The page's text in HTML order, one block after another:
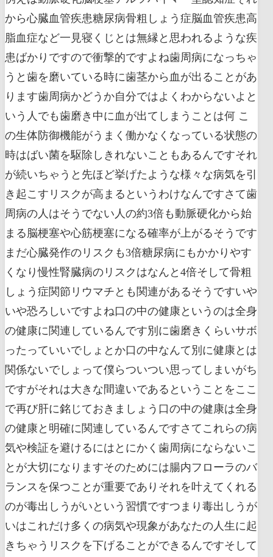
から心臓血管疾患糖尿病骨粗しょう症脳血管疾患高
脂血症など一見寝くじとは無縁と思われるような疾
患ばかりですので衝撃的ですよね歯周病になっちゃ
うと歯を磨いている時に歯茎から血が出ることがあ
ります歯周病かどうか自分ではよくわからないよと
いう人でも歯磨き中に血が出てしまうことは何 こ
の生体防御機能がうまく働かなくなっている状態の
時はばい菌を駆除しきれないこともあるんですそれ
が続いちゃうと先ほど挙げたような様々な病気を引
き起こすリスクが高まるというわけなんですさて歯
周病の人はそうでない人の約3倍も動脈硬化から始
まる脳梗塞や心筋梗塞になる確率が上がるそうです
まだ心臓発作のリスクも3倍糖尿病にもかかりやす
くなり慢性腎臓病のリスクはなんと4倍そして骨粗
しょう症関節リウマチとも関連があるそうですいや
いや恐ろしいですよね口の中の健康というのは全身
の健康に関連しているんです別に歯磨きくらいサボ
ったっていいでしょとか口の中なんて別に健康とは
関係ないでしょって僕らついつい思ってしまいがち
ですがそれは大きな間違いであるということをここ
で再び肝に銘じておきましょう口の中の健康は全身
の健康と明確に関連しているんですさてこれらの病
気や検証を避けるにはとにかく歯周病にならないこ
とが大切になりますそのためには腸内フローラのバ
ランスを保つことが重要でありそれを叶えてくれる
のが毒出しうがいという習慣ですつまり毒出しうが
いはこれだけ多くの病気や現象があなたの人生に起
きちゃうリスクを下げることができるんですそして